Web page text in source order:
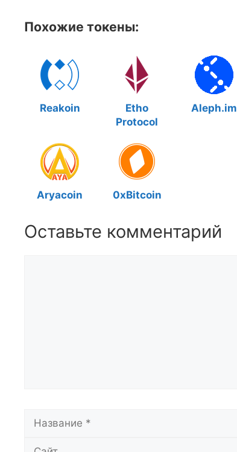
Похожие токены:
Reakoin
Etho
Protocol
Aleph.im
Aryacoin 0xBitcoin
Оставьте комментарий